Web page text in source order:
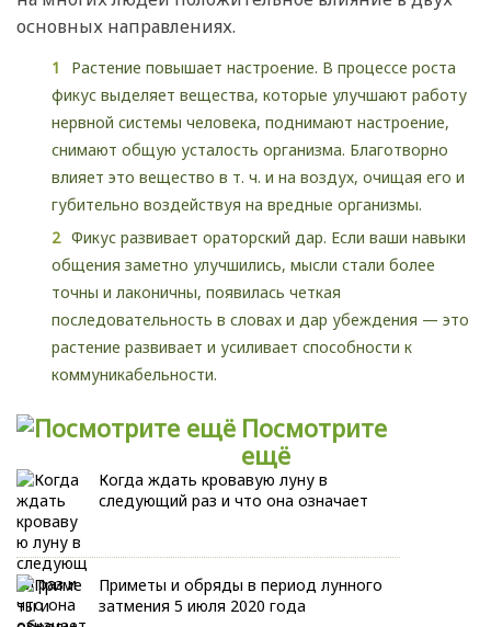
основных направлениях.
Растение повышает настроение. В процессе роста
фикус выделяет вещества, которые улучшают работу
нервной системы человека, поднимают настроение,
снимают общую усталость организма. Благотворно
влияет это вещество в т. ч. и на воздух, очищая его и
губительно воздействуя на вредные организмы.
Фикус развивает ораторский дар. Если ваши навыки
общения заметно улучшились, мысли стали более
точны и лаконичны, появилась четкая
последовательность в словах и дар убеждения — это
растение развивает и усиливает способности к
коммуникабельности.
Посмотрите
ещё
Когда ждать кровавую луну в
следующий раз и что она означает
Приметы и обряды в период лунного
затмения 5 июля 2020 года